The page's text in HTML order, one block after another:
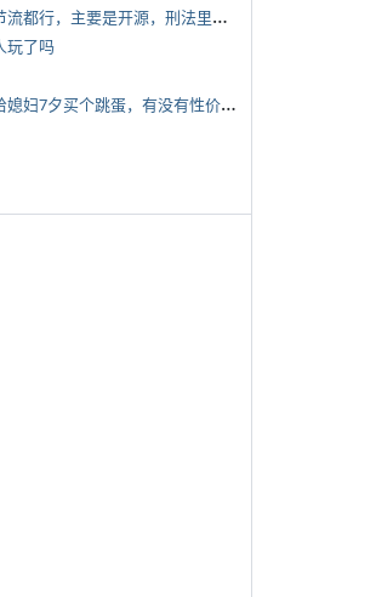
*
有啥搞钱的路子吗，开源节流都行，主要是开源，刑法里的咱不做
玩了吗
*
想请教有经验的蛋友，想给媳妇7夕买个跳蛋，有没有性价比高的推荐